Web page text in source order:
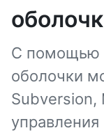
С помощью
оболочки
Subversion,